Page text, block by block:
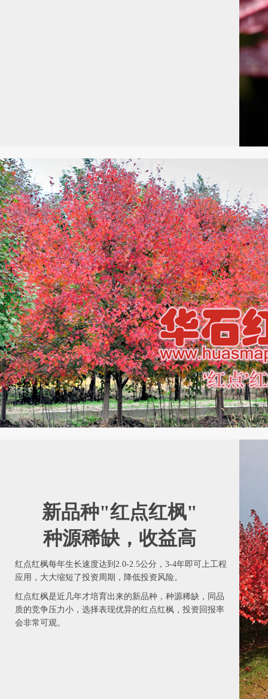
新品种"红点红枫"
种源稀缺，收益高
红点红枫每年生长速度达到2.0-2.5公分，3-4年即可上工程
应用，大大缩短了投资周期，降低投资风险。
红点红枫是近几年才培育出来的新品种，种源稀缺，同品
质的竞争压力小，选择表现优异的红点红枫，投资回报率
会非常可观。